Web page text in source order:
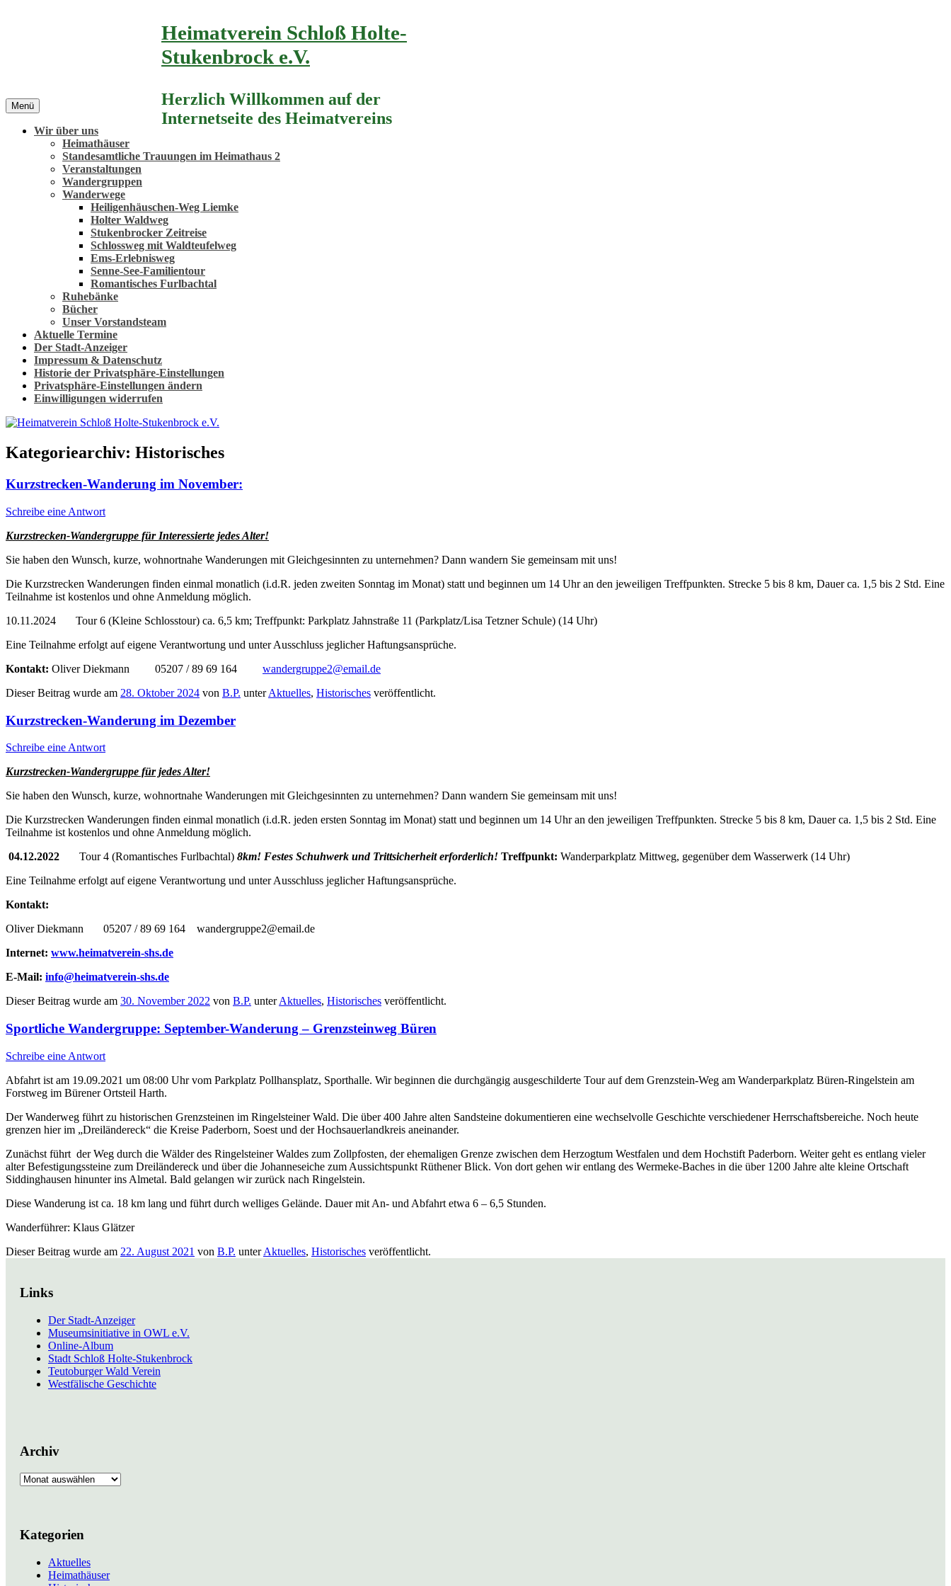
Heimatverein Schloß Holte-
Stukenbrock e.V.
Herzlich Willkommen auf der
Internetseite des Heimatvereins
Menü
Wir über uns
Heimathäuser
Standesamtliche Trauungen im Heimathaus 2
Veranstaltungen
Wandergruppen
Wanderwege
Heiligenhäuschen-Weg Liemke
Holter Waldweg
Stukenbrocker Zeitreise
Schlossweg mit Waldteufelweg
Ems-Erlebnisweg
Senne-See-Familientour
Romantisches Furlbachtal
Ruhebänke
Bücher
Unser Vorstandsteam
Aktuelle Termine
Der Stadt-Anzeiger
Impressum & Datenschutz
Historie der Privatsphäre-Einstellungen
Privatsphäre-Einstellungen ändern
Einwilligungen widerrufen
Kategoriearchiv: Historisches
Kurzstrecken-Wanderung im November:
Schreibe eine Antwort
Kurzstrecken-Wandergruppe für Interessierte jedes Alter!
Sie haben den Wunsch, kurze, wohnortnahe Wanderungen mit Gleichgesinnten zu unternehmen? Dann wandern Sie gemeinsam mit uns!
Die Kurzstrecken Wanderungen finden einmal monatlich (i.d.R. jeden zweiten Sonntag im Monat) statt und beginnen um 14 Uhr an den jeweiligen Treffpunkten. Strecke 5 bis 8 km, Dauer ca. 1,5 bis 2 Std. Eine
Teilnahme ist kostenlos und ohne Anmeldung möglich.
10.11.2024 Tour 6 (Kleine Schlosstour) ca. 6,5 km; Treffpunkt: Parkplatz Jahnstraße 11 (Parkplatz/Lisa Tetzner Schule) (14 Uhr)
Eine Teilnahme erfolgt auf eigene Verantwortung und unter Ausschluss jeglicher Haftungsansprüche.
Kontakt: Oliver Diekmann 05207 / 89 69 164 wandergruppe2@email.de
Dieser Beitrag wurde am 28. Oktober 2024 von B.P. unterAktuelles, Historisches veröffentlicht.
Kurzstrecken-Wanderung im Dezember
Schreibe eine Antwort
Kurzstrecken-Wandergruppe für jedes Alter!
Sie haben den Wunsch, kurze, wohnortnahe Wanderungen mit Gleichgesinnten zu unternehmen? Dann wandern Sie gemeinsam mit uns!
Die Kurzstrecken Wanderungen finden einmal monatlich (i.d.R. jeden ersten Sonntag im Monat) statt und beginnen um 14 Uhr an den jeweiligen Treffpunkten. Strecke 5 bis 8 km, Dauer ca. 1,5 bis 2 Std. Eine
Teilnahme ist kostenlos und ohne Anmeldung möglich.
04.12.2022 Tour 4 (Romantisches Furlbachtal) 8km! Festes Schuhwerk und Trittsicherheit erforderlich! Treffpunkt: Wanderparkplatz Mittweg, gegenüber dem Wasserwerk (14 Uhr)
Eine Teilnahme erfolgt auf eigene Verantwortung und unter Ausschluss jeglicher Haftungsansprüche.
Kontakt:
Oliver Diekmann 05207 / 89 69 164 wandergruppe2@email.de
Internet: www.heimatverein-shs.de
E-Mail: info@heimatverein-shs.de
Dieser Beitrag wurde am 30. November 2022 von B.P. unterAktuelles, Historisches veröffentlicht.
Sportliche Wandergruppe: September-Wanderung – Grenzsteinweg Büren
Schreibe eine Antwort
Abfahrt ist am 19.09.2021 um 08:00 Uhr vom Parkplatz Pollhansplatz, Sporthalle. Wir beginnen die durchgängig ausgeschilderte Tour auf dem Grenzstein-Weg am Wanderparkplatz Büren-Ringelstein am
Forstweg im Bürener Ortsteil Harth.
Der Wanderweg führt zu historischen Grenzsteinen im Ringelsteiner Wald. Die über 400 Jahre alten Sandsteine dokumentieren eine wechselvolle Geschichte verschiedener Herrschaftsbereiche. Noch heute
grenzen hier im „Dreiländereck“ die Kreise Paderborn, Soest und der Hochsauerlandkreis aneinander.
Zunächst führt der Weg durch die Wälder des Ringelsteiner Waldes zum Zollpfosten, der ehemaligen Grenze zwischen dem Herzogtum Westfalen und dem Hochstift Paderborn. Weiter geht es entlang vieler
alter Befestigungssteine zum Dreiländereck und über die Johanneseiche zum Aussichtspunkt Rüthener Blick. Von dort gehen wir entlang des Wermeke-Baches in die über 1200 Jahre alte kleine Ortschaft
Siddinghausen hinunter ins Almetal. Bald gelangen wir zurück nach Ringelstein.
Diese Wanderung ist ca. 18 km lang und führt durch welliges Gelände. Dauer mit An- und Abfahrt etwa 6 – 6,5 Stunden.
Wanderführer: Klaus Glätzer
Dieser Beitrag wurde am 22. August 2021 von B.P. unterAktuelles, Historisches veröffentlicht.
Links
Der Stadt-Anzeiger
Museumsinitiative in OWL e.V.
Online-Album
Stadt Schloß Holte-Stukenbrock
Teutoburger Wald Verein
Westfälische Geschichte
Archiv
Archiv
Kategorien
Aktuelles
Heimathäuser